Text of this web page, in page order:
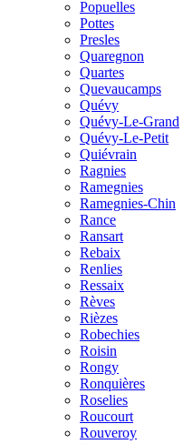
Popuelles
Pottes
Presles
Quaregnon
Quartes
Quevaucamps
Quévy
Quévy-Le-Grand
Quévy-Le-Petit
Quiévrain
Ragnies
Ramegnies
Ramegnies-Chin
Rance
Ransart
Rebaix
Renlies
Ressaix
Rèves
Rièzes
Robechies
Roisin
Rongy
Ronquières
Roselies
Roucourt
Rouveroy